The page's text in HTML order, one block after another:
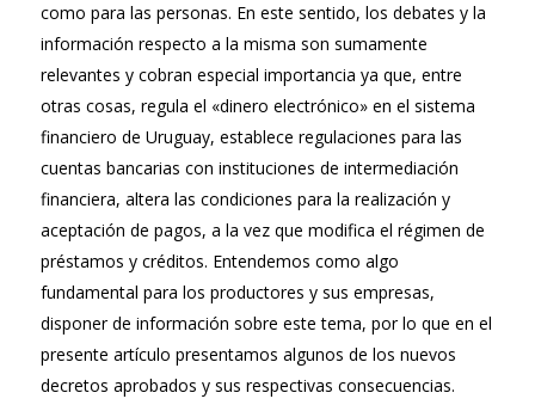
como para las personas. En este sentido, los debates y la
información respecto a la misma son sumamente
relevantes y cobran especial importancia ya que, entre
otras cosas, regula el «dinero electrónico» en el sistema
financiero de Uruguay, establece regulaciones para las
cuentas bancarias con instituciones de intermediación
financiera, altera las condiciones para la realización y
aceptación de pagos, a la vez que modifica el régimen de
préstamos y créditos. Entendemos como algo
fundamental para los productores y sus empresas,
disponer de información sobre este tema, por lo que en el
presente artículo presentamos algunos de los nuevos
decretos aprobados y sus respectivas consecuencias.